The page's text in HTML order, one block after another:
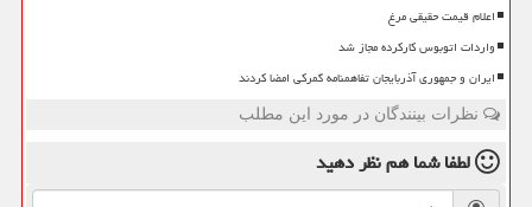
اعلام قیمت حقیقی مرغ
واردات اتوبوس کارکرده مجاز شد
ایران و جمهوری آذربایجان تفاهمنامه گمرکی امضا کردند
نظرات بینندگان در مورد این مطلب
لطفا شما همنظر دهید